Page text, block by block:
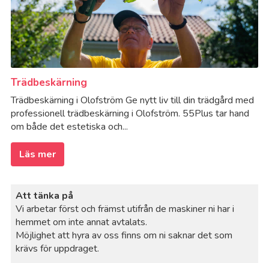
Trädbeskärning
Trädbeskärning i Olofström Ge nytt liv till din trädgård med
professionell trädbeskärning i Olofström. 55Plus tar hand
om både det estetiska och...
Läs mer
Att tänka på
Vi arbetar först och främst utifrån de maskiner ni har i
hemmet om inte annat avtalats.
Möjlighet att hyra av oss finns om ni saknar det som
krävs för uppdraget.